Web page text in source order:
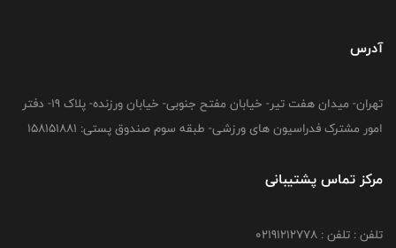
آدرس
تهران- میدان هفت تیر- خیابان مفتح جنوبی- خیابان ورزنده- پلاک 19- دفتر
امور مشترک فدراسیون های ورزشی- طبقه سوم صندوق پستی: 158151881
مرکز تماس پشتیبانی
تلفن : تلفن : 02191212778